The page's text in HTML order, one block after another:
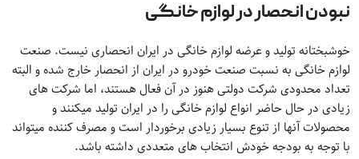
نبودن انحصار در لوازم خانگی
خوشبختانه تولید و عرضه لوازم خانگی در ایران انحصاری نیست. صنعت
لوازم خانگی به نسبت صنعت خودرو در ایران از انحصار خارج شده و البته
تعداد محدودی شرکت دولتی هنوز در آن فعال هستند، اما شرکت های
زیادی در حال حاضر انواع لوازم خانگی را در ایران تولید میکنند و
محصولات آنها از تنوع بسیار زیادی برخوردار است و مصرف کننده میتواند
با توجه به بودجه خودش انتخاب های متعددی داشته باشد.